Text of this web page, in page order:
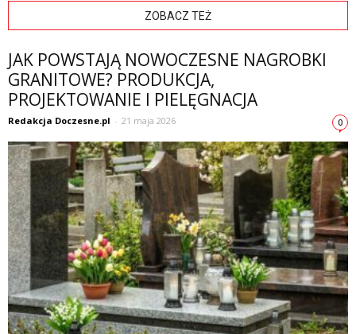
ZOBACZ TEŻ
JAK POWSTAJĄ NOWOCZESNE NAGROBKI
GRANITOWE? PRODUKCJA,
PROJEKTOWANIE I PIELĘGNACJA
Redakcja Doczesne.pl - 21 maja 2026 0